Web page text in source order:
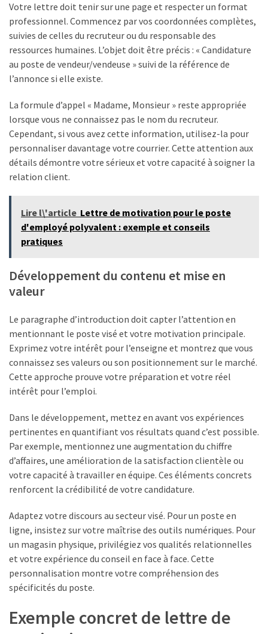
Métiers
(54)
Ressources
humaines
Business
(10)
Uncategorized
Entreprises
Votre lettre doit tenir sur une page et respecter un format
professionnel. Commencez par vos coordonnées complètes,
suivies de celles du recruteur ou du responsable des
ressources humaines. L’objet doit être précis : « Candidature
au poste de vendeur/vendeuse » suivi de la référence de
l’annonce si elle existe.
La formule d’appel « Madame, Monsieur » reste appropriée
lorsque vous ne connaissez pas le nom du recruteur.
Cependant, si vous avez cette information, utilisez-la pour
personnaliser davantage votre courrier. Cette attention aux
détails démontre votre sérieux et votre capacité à soigner la
relation client.
Lire l\'article Lettre de motivation pour le poste
d'employé polyvalent : exemple et conseils
pratiques
Développement du contenu et mise en
valeur
Le paragraphe d’introduction doit capter l’attention en
mentionnant le poste visé et votre motivation principale.
Exprimez votre intérêt pour l’enseigne et montrez que vous
connaissez ses valeurs ou son positionnement sur le marché.
Cette approche prouve votre préparation et votre réel
intérêt pour l’emploi.
Dans le développement, mettez en avant vos expériences
pertinentes en quantifiant vos résultats quand c’est possible.
Par exemple, mentionnez une augmentation du chiffre
d’affaires, une amélioration de la satisfaction clientèle ou
votre capacité à travailler en équipe. Ces éléments concrets
renforcent la crédibilité de votre candidature.
Adaptez votre discours au secteur visé. Pour un poste en
ligne, insistez sur votre maîtrise des outils numériques. Pour
un magasin physique, privilégiez vos qualités relationnelles
et votre expérience du conseil en face à face. Cette
personnalisation montre votre compréhension des
spécificités du poste.
Exemple concret de lettre de